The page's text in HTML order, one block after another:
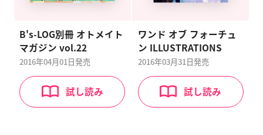
B's-LOG別冊 オトメイト
マガジン vol.22
2016年04月01日発売
試し読み
ワンド オブ フォーチュ
ン ILLUSTRATIONS
2016年03月31日発売
試し読み